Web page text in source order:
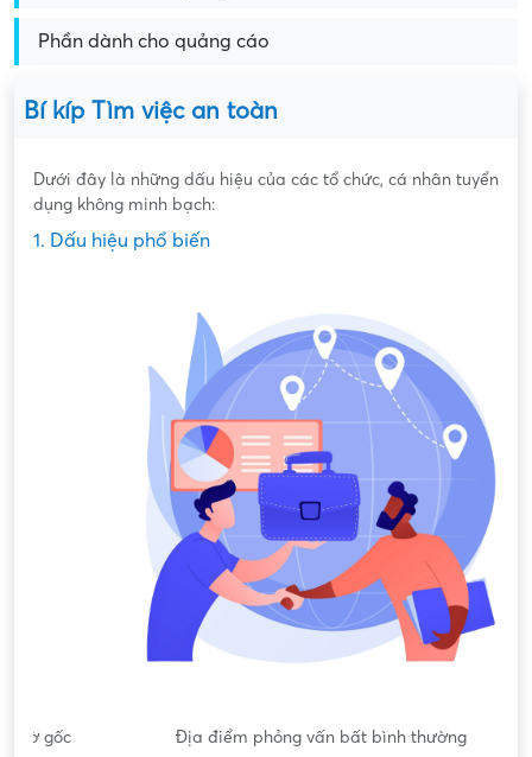
Phần dành cho quảng cáo
Bí kíp Tìm việc an toàn
Dưới đây là những dấu hiệu của các tổ chức, cá nhân tuyển
dụng không minh bạch:
1. Dấu hiệu phổ biến
Địa điểm phỏng vấn bất bình thường